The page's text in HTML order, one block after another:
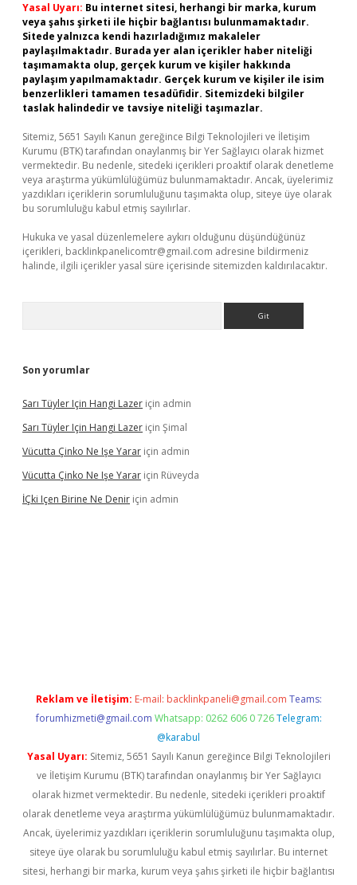
Yasal Uyarı: Bu internet sitesi, herhangi bir marka, kurum
veya şahıs şirketi ile hiçbir bağlantısı bulunmamaktadır.
Sitede yalnızca kendi hazırladığımız makaleler
paylaşılmaktadır. Burada yer alan içerikler haber niteliği
taşımamakta olup, gerçek kurum ve kişiler hakkında
paylaşım yapılmamaktadır. Gerçek kurum ve kişiler ile isim
benzerlikleri tamamen tesadüfidir. Sitemizdeki bilgiler
taslak halindedir ve tavsiye niteliği taşımazlar.
Sitemiz, 5651 Sayılı Kanun gereğince Bilgi Teknolojileri ve İletişim
Kurumu (BTK) tarafından onaylanmış bir Yer Sağlayıcı olarak hizmet
vermektedir. Bu nedenle, sitedeki içerikleri proaktif olarak denetleme
veya araştırma yükümlülüğümüz bulunmamaktadır. Ancak, üyelerimiz
yazdıkları içeriklerin sorumluluğunu taşımakta olup, siteye üye olarak
bu sorumluluğu kabul etmiş sayılırlar.
Hukuka ve yasal düzenlemelere aykırı olduğunu düşündüğünüz
içerikleri, backlinkpanelicomtr@gmail.com adresine bildirmeniz
halinde, ilgili içerikler yasal süre içerisinde sitemizden kaldırılacaktır.
Son yorumlar
Sarı Tüyler Için Hangi Lazer için admin
Sarı Tüyler Için Hangi Lazer için Şimal
Vücutta Çinko Ne Işe Yarar için admin
Vücutta Çinko Ne Işe Yarar için Rüveyda
İÇki Içen Birine Ne Denir için admin
Reklam ve İletişim: E-mail: backlinkpaneli@gmail.com Teams:
forumhizmeti@gmail.com Whatsapp: 0262 606 0 726 Telegram:
@karabul
Yasal Uyarı: Sitemiz, 5651 Sayılı Kanun gereğince Bilgi Teknolojileri
ve İletişim Kurumu (BTK) tarafından onaylanmış bir Yer Sağlayıcı
olarak hizmet vermektedir. Bu nedenle, sitedeki içerikleri proaktif
olarak denetleme veya araştırma yükümlülüğümüz bulunmamaktadır.
Ancak, üyelerimiz yazdıkları içeriklerin sorumluluğunu taşımakta olup,
siteye üye olarak bu sorumluluğu kabul etmiş sayılırlar. Bu internet
sitesi, herhangi bir marka, kurum veya şahıs şirketi ile hiçbir bağlantısı